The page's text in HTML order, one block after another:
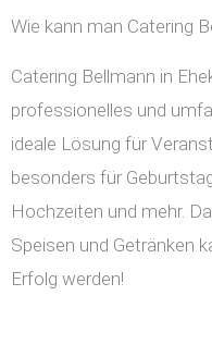
Wie kann man Catering
Catering Bellmann in
professionelles und
ideale Lösung für
besonders für
Hochzeiten und mehr.
Speisen und Getränken
Erfolg werden!